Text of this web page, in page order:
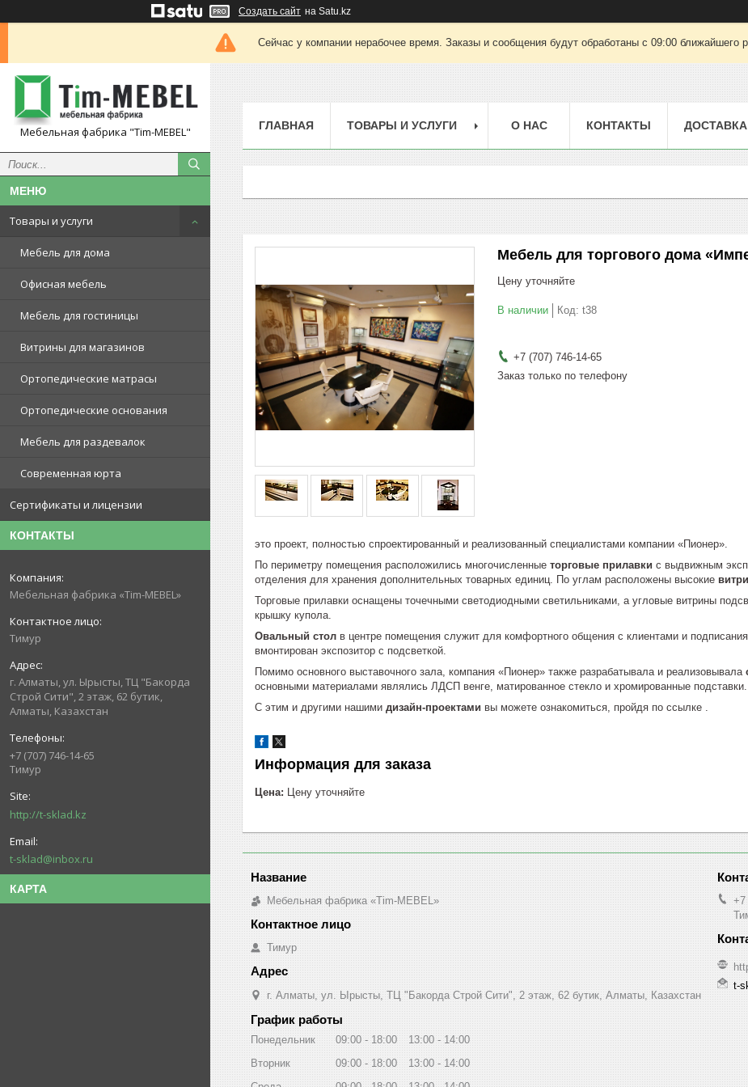
Создать сайт на Satu.kz
Сейчас у компании нерабочее время. Заказы и сообщения будут обработаны с 09:00 ближайшего
Мебельная фабрика "Tim-MEBEL"
Товары и услуги
Мебель для дома
Офисная мебель
Мебель для гостиницы
Витрины для магазинов
Ортопедические матрасы
Ортопедические основания
Мебель для раздевалок
Современная юрта
Сертификаты и лицензии
КОНТАКТЫ
Мебельная фабрика «Tim-MEBEL»
Тимур
г. Алматы, ул. Ырысты, ТЦ "Бакорда
Строй Сити", 2 этаж, 62 бутик,
Алматы, Казахстан
+7 (707) 746-14-65
Тимур
http://t-sklad.kz
t-sklad@inbox.ru
КАРТА
ГЛАВНАЯ ТОВАРЫ И УСЛУГИ О НАС КОНТАКТЫ
Мебель для торгового дома
Цену уточняйте
В наличии Код: t38
+7 (707) 746-14-65
Заказ только по телефону
это проект, полностью спроектированный и реализованный специалистами компании «Пионер».
По периметру помещения расположились многочисленные торговые прилавки с выдвижным
отделения для хранения дополнительных товарных единиц. По углам расположены высокие
Торговые прилавки оснащены точечными светодиодными светильниками, а угловые витрины
крышку купола.
Овальный стол в центре помещения служит для комфортного общения с клиентами и
вмонтирован экспозитор с подсветкой.
Помимо основного выставочного зала, компания «Пионер» также разрабатывала и реализовывала
основными материалами являлись ЛДСП венге, матированное стекло и хромированные подставки.
С этим и другими нашими дизайн-проектами вы можете ознакомиться, пройдя по ссылке .
Информация для заказа
Цена: Цену уточняйте
Мебельная фабрика «Tim-MEBEL»
Тимур
г. Алматы, ул. Ырысты, ТЦ "Бакорда Строй Сити", 2 этаж, 62 бутик, Алматы, Казахстан
+7
t-
График работы
Понедельник 09:00 18:00 13:00
14:00
Вторник
09:00 18:00 13:00
14:00